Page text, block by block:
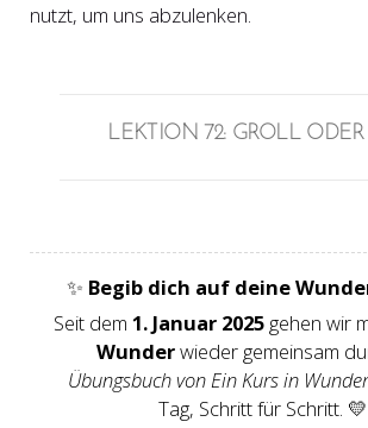
nutzt, um uns abzulenken.
LEKTION 72: GROLL ODER
✨ Begib dich auf deine
Seit dem1. Januar 2025 gehen wir
Wunderwieder gemeinsam
Übungsbuch von Ein Kurs in
Tag, Schritt für Schritt. 💛